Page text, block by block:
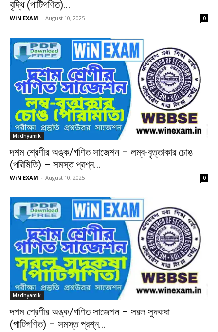
বৃদ্ধি (পাটিগণিত)...
WiN EXAM - August 10, 2025 0
Madhyamik
দশম শ্রেণীর অঙ্ক/গণিত সাজেশন – লম্ব-বৃত্তাকার চোঙ
(পরিমিতি) – সমস্ত প্রশ্ন...
WiN EXAM - August 10, 2025 0
Madhyamik
দশম শ্রেণীর অঙ্ক/গণিত সাজেশন – সরল সুদকষা
(পাটিগণিত) – সমস্ত প্রশ্ন...